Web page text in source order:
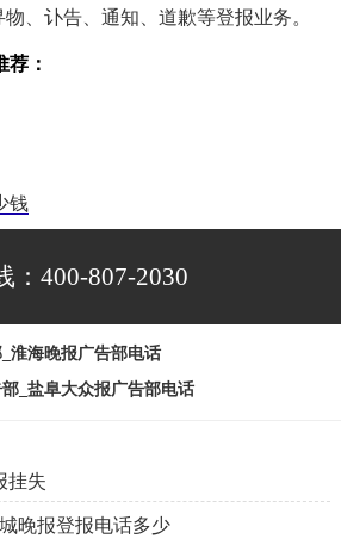
、讣告、通知、道歉等登报业务。
：
钱
：400-807-2030
淮海晚报广告部电话
_盐阜大众报广告部电话
挂失
晚报登报电话多少